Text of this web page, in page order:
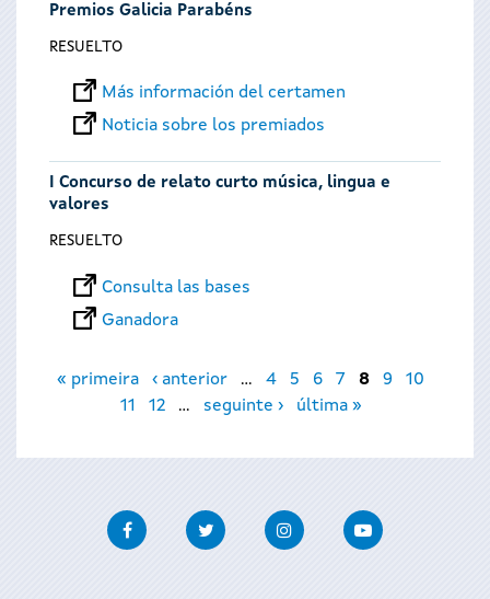
Premios Galicia Parabéns
RESUELTO
Más información del certamen
Noticia sobre los premiados
I Concurso de relato curto música, lingua e
valores
RESUELTO
Consulta las bases
Ganadora
Páginas
« primeira ‹ anterior … 4 5 6 7 8 9
10
11
12 … seguinte › última »
FacebookTwitter InstagramYoutube